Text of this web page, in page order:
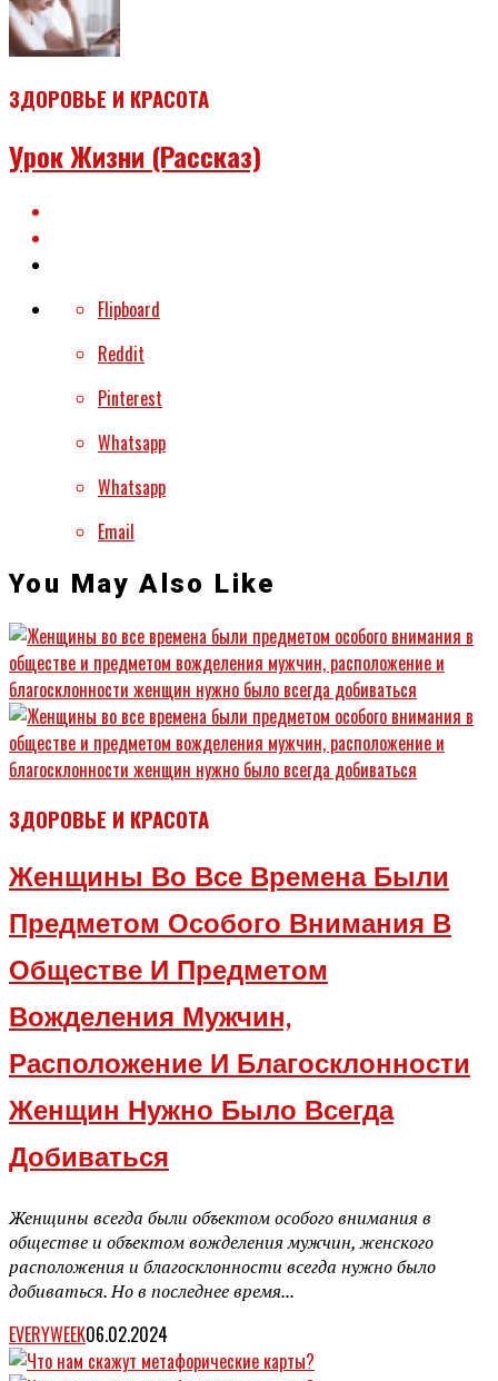
ЗДОРОВЬЕ И КРАСОТА
Урок Жизни (рассказ)
Flipboard
Reddit
Pinterest
Whatsapp
Whatsapp
Email
You May Also Like
ЗДОРОВЬЕ И КРАСОТА
Женщины Во Все Времена Были
Предметом Особого Внимания В
Обществе И Предметом
Вожделения Мужчин,
Расположение И Благосклонности
Женщин Нужно Было Всегда
Добиваться
Женщины всегда были объектом особого внимания в
обществе и объектом вожделения мужчин, женского
расположения и благосклонности всегда нужно было
добиваться. Но в последнее время...
EVERYWEEK06.02.2024